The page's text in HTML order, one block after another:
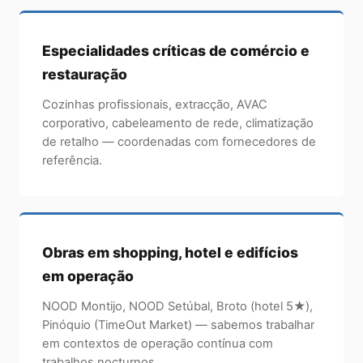
Especialidades críticas de comércio e
restauração
Cozinhas profissionais, extracção, AVAC
corporativo, cabeleamento de rede, climatização
de retalho — coordenadas com fornecedores de
referência.
Obras em shopping, hotel e edifícios
em operação
NOOD Montijo, NOOD Setúbal, Broto (hotel 5★),
Pinóquio (TimeOut Market) — sabemos trabalhar
em contextos de operação contínua com